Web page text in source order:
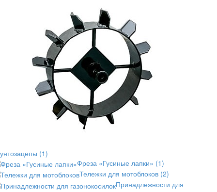
(1)
Фреза «Гусиные лапки» (1)
Тележки для мотоблоков (2)
Принадлежности для